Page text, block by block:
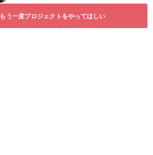
もう一度プロジェクトをやってほしい